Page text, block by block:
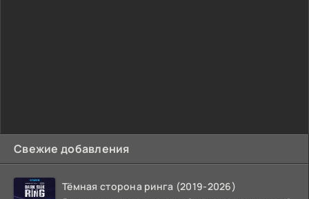
Свежие добавления
Тёмная сторона ринга (2019-2026)